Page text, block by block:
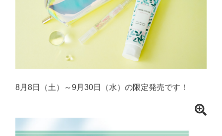
8月8日（土）～9月30日（水）の限定発売です！